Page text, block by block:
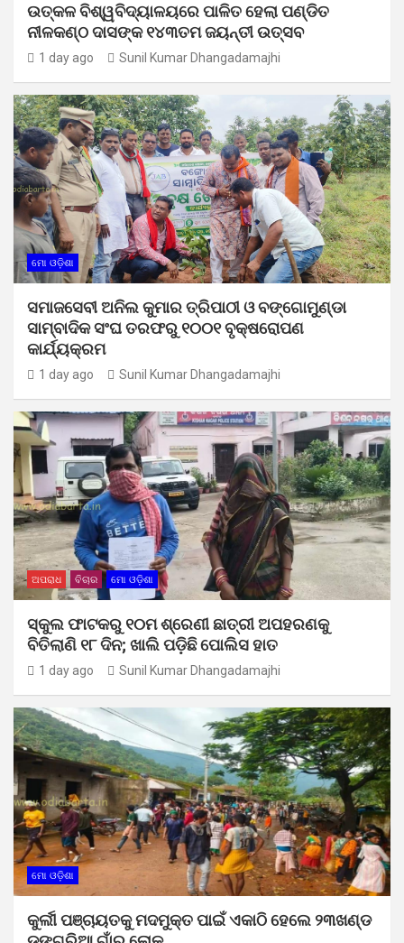
ଉତ୍କଳ ବିଶ୍ୱବିଦ୍ୟାଳୟରେ ପାଳିତ ହେଲା ପଣ୍ଡିତ
ନୀଳକଣ୍ଠ ଦାସଙ୍କ ୧୪୩ତମ ଜୟନ୍ତୀ ଉତ୍ସବ
1 day ago Sunil Kumar Dhangadamajhi
ମୋ ଓଡ଼ିଶା
ସମାଜସେବୀ ଅନିଲ କୁମାର ତ୍ରିପାଠୀ ଓ ବଙ୍ଗୋମୁଣ୍ଡା
ସାମ୍ବାଦିକ ସଂଘ ତରଫରୁ ୧୦୦୧ ବୃକ୍ଷରୋପଣ
କାର୍ଯ୍ୟକ୍ରମ
1 day ago Sunil Kumar Dhangadamajhi
ଅପରାଧ ବିଚାର ମୋ ଓଡ଼ିଶା
ସ୍କୁଲ ଫାଟକରୁ ୧୦ମ ଶ୍ରେଣୀ ଛାତ୍ରୀ ଅପହରଣକୁ
ବିତିଲାଣି ୧୮ ଦିନ; ଖାଲି ପଡ଼ିଛି ପୋଲିସ ହାତ
1 day ago Sunil Kumar Dhangadamajhi
ମୋ ଓଡ଼ିଶା
କୁର୍ଲୀ ପଞ୍ଚାୟତକୁ ମଦମୁକ୍ତ ପାଇଁ ଏକାଠି ହେଲେ ୨୩ଖଣ୍ଡ